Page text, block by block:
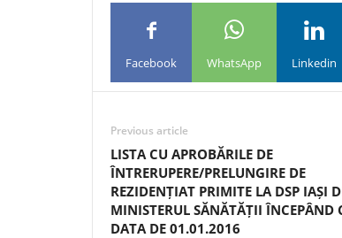
Facebook WhatsApp Linkedin
Previous article
LISTA CU APROBĂRILE DE
ÎNTRERUPERE/PRELUNGIRE DE
REZIDENȚIAT PRIMITE LA DSP IAȘI
MINISTERUL SĂNĂTĂȚII ÎNCEPÂND
DATA DE 01.01.2016